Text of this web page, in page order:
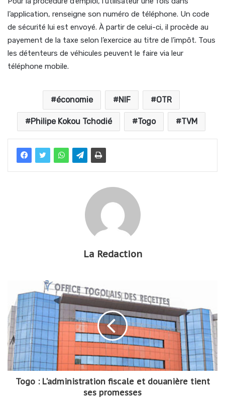
l’application, renseigne son numéro de téléphone. Un code
de sécurité lui est envoyé. À partir de celui-ci, il procède au
payement de la taxe selon l’exercice au titre de l’impôt. Tous
les détenteurs de véhicules peuvent le faire via leur
téléphone mobile.
économie NIF OTR
Philipe Kokou Tchodié Togo TVM
La Redaction
Togo : L'administration fiscale et douanière tient
ses promesses